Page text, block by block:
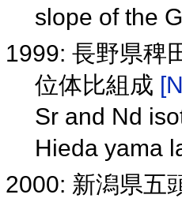
slope of the
1999: 長野県稗
位体比組成
Sr and Nd
Hieda yama
2000: 新潟県五